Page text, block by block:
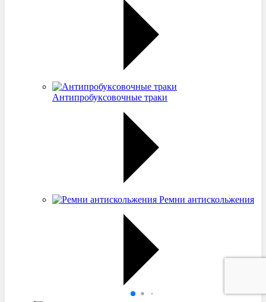
Антипробуксовочные траки
Ремни антискольжения